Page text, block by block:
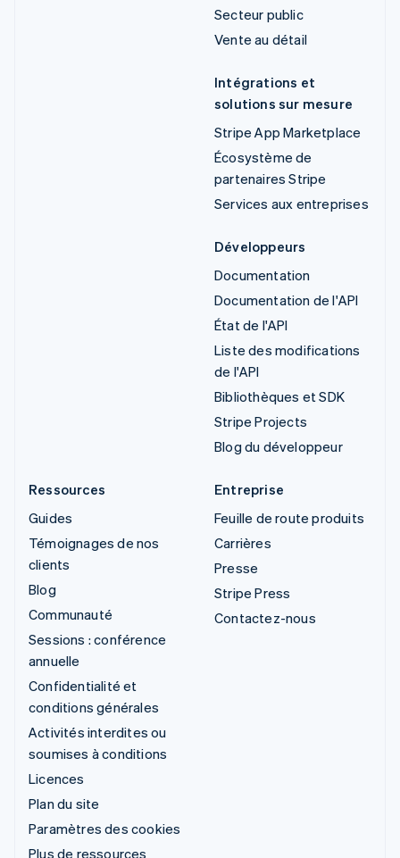
Secteur public
Vente au détail
Intégrations et
solutions sur mesure
Stripe App Marketplace
Écosystème de
partenaires Stripe
Services aux entreprises
Développeurs
Documentation
Documentation de l'API
État de l'API
Liste des modifications
de l'API
Bibliothèques et SDK
Stripe Projects
Blog du développeur
Ressources
Guides
Témoignages de nos
clients
Blog
Communauté
Sessions : conférence
annuelle
Confidentialité et
conditions générales
Activités interdites ou
soumises à conditions
Licences
Plan du site
Paramètres des cookies
Plus de ressources
Entreprise
Feuille de route produits
Carrières
Presse
Stripe Press
Contactez-nous